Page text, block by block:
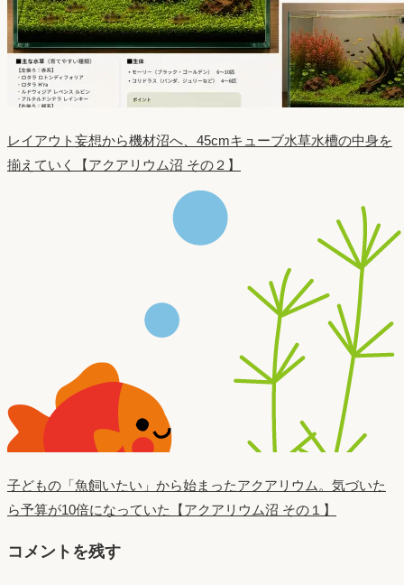
レイアウト妄想から機材沼へ、45cmキューブ水草水槽の中身を
揃えていく【アクアリウム沼 その２】
子どもの「魚飼いたい」から始まったアクアリウム。気づいた
ら予算が10倍になっていた【アクアリウム沼 その１】
コメントを残す